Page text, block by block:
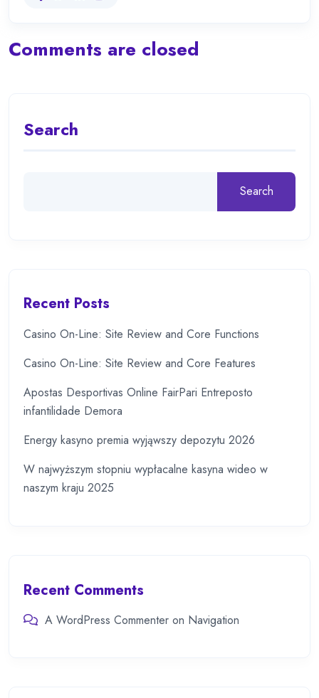
Comments are closed
Search
Search
Recent Posts
Casino On-Line: Site Review and Core Functions
Casino On-Line: Site Review and Core Features
Apostas Desportivas Online FairPari Entreposto
infantilidade Demora
Energy kasyno premia wyjąwszy depozytu 2026
W najwyższym stopniu wypłacalne kasyna wideo w
naszym kraju 2025
Recent Comments
A WordPress Commenter on Navigation